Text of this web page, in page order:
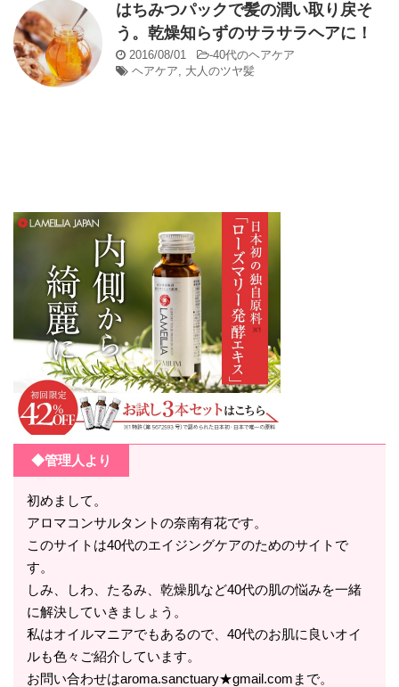
はちみつパックで髪の潤い取り戻そ
う。乾燥知らずのサラサラヘアに！
2016/08/01 -40代のヘアケア
ヘアケア, 大人のツヤ髪
◆管理人より
初めまして。
アロマコンサルタントの奈南有花です。
このサイトは40代のエイジングケアのためのサイトで
す。
しみ、しわ、たるみ、乾燥肌など40代の肌の悩みを一緒
に解決していきましょう。
私はオイルマニアでもあるので、40代のお肌に良いオイ
ルも色々ご紹介しています。
お問い合わせはaroma.sanctuary★gmail.comまで。